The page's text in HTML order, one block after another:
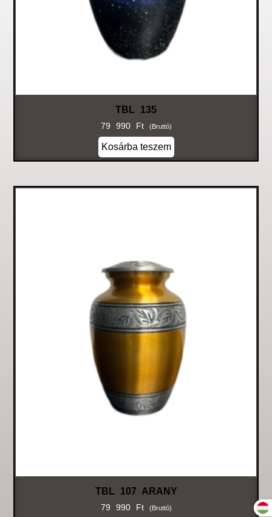
TBL 135
79 990 Ft (bruttó)
Kosárba teszem
TBL 107 ARANY
79 990 Ft (bruttó)